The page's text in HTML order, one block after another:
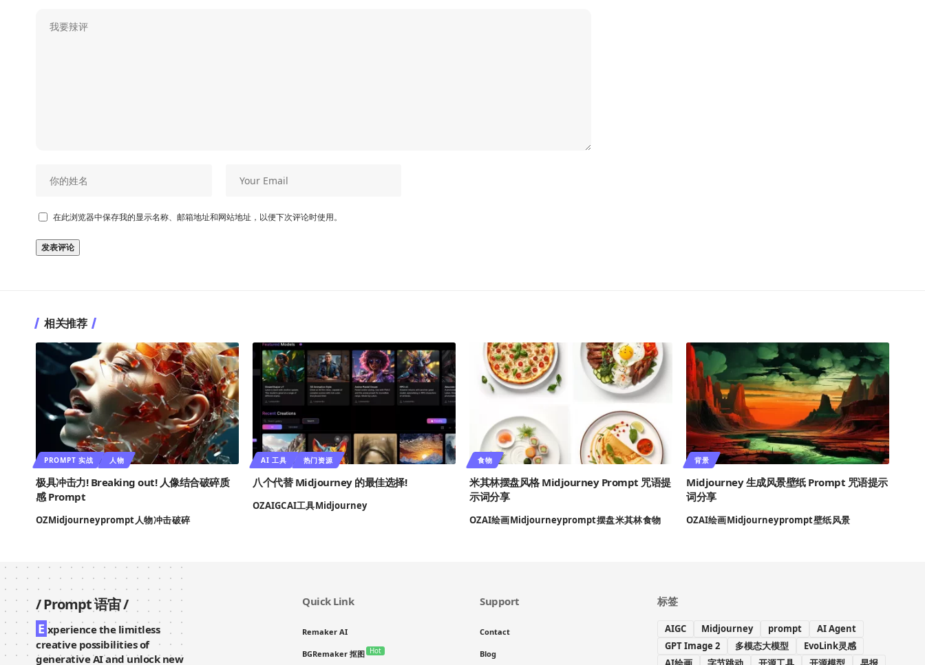
在此浏览器中保存我的显示名称、邮箱地址和网站地址，以便下次评论时使用。
相关推荐
PROMPT 实战 人物
极具冲击力! Breaking out! 人像结合破碎质
感 Prompt
OZMidjourneyprompt 人物冲击破碎
AI 工具 热门资源
八个代替 Midjourney 的最佳选择!
OZAIGCAI工具Midjourney
食物
米其林摆盘风格 Midjourney Prompt 咒语提
示词分享
OZAI绘画Midjourneyprompt摆盘米其林食物
背景
Midjourney 生成风景壁纸 Prompt 咒语提示
词分享
OZAI绘画Midjourneyprompt壁纸风景
/Prompt 语宙/
E xperience the limitless
creative possibilities of
generative AI and unlock new
Quick Link
Remaker AI
BGRemaker 抠图 Hot
Support
Contact
Blog
标签
AIGC Midjourney prompt
AI Agent
GPT Image 2
多模态大模型
EvoLink灵感